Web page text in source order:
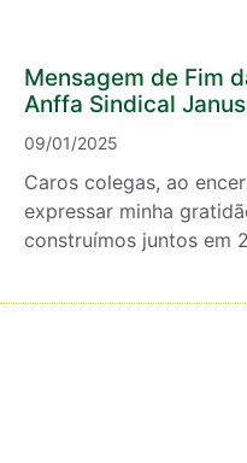
Mensagem de Fim
Anffa Sindical
09/01/2025
Caros colegas, ao
expressar minha
construímos juntos em